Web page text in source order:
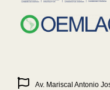
Av. Mariscal Antonio